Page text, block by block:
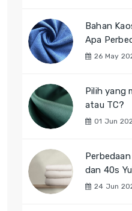
Bahan
Apa
26 May
Pilih yang
atau TC?
01 Jun
dan 40s
24 Jun